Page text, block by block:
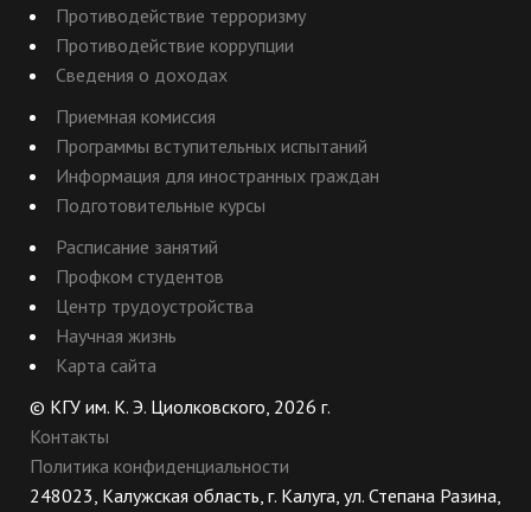
Противодействие терроризму
Противодействие коррупции
Сведения о доходах
Приемная комиссия
Программы вступительных испытаний
Информация для иностранных граждан
Подготовительные курсы
Расписание занятий
Профком студентов
Центр трудоустройства
Научная жизнь
Карта сайта
© КГУ им. К. Э. Циолковского, 2026 г.
Контакты
Политика конфиденциальности
248023, Калужская область, г. Калуга, ул. Степана Разина,